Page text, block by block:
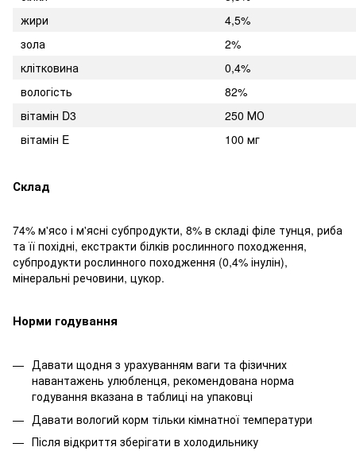
жири
4,5%
зола
2%
клітковина
0,4%
вологість
82%
вітамін D3
250 МО
вітамін E
100 мг
Склад
74% м'ясо і м'ясні субпродукти, 8% в складі філе тунця, риба
та її похідні, екстракти білків рослинного походження,
субпродукти рослинного походження (0,4% інулін),
мінеральні речовини, цукор.
Норми годування
Давати щодня з урахуванням ваги та фізичних
навантажень улюбленця, рекомендована норма
годування вказана в таблиці на упаковці
Давати вологий корм тільки кімнатної температури
Після відкриття зберігати в холодильнику